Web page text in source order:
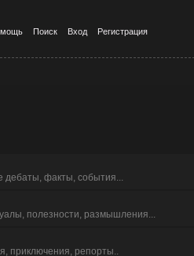
Поиск Вход Регистрация
факты, события...
полезности, размышления...
приключения, репорты..